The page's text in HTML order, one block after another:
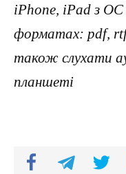
iPhone, iPad з ОС
форматах: pdf,
також слухати
планшеті